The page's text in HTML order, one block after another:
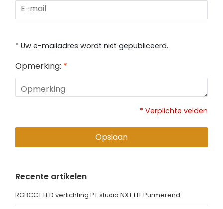
* Uw e-mailadres wordt niet gepubliceerd.
Opmerking: *
* Verplichte velden
Opslaan
Recente artikelen
RGBCCT LED verlichting PT studio NXT FIT Purmerend